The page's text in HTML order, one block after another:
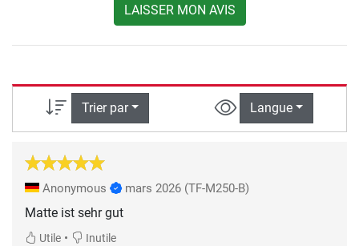
LAISSER MON AVIS
Trier par Langue
Anonymous mars 2026 (TF-M250-B)
Utile • Inutile